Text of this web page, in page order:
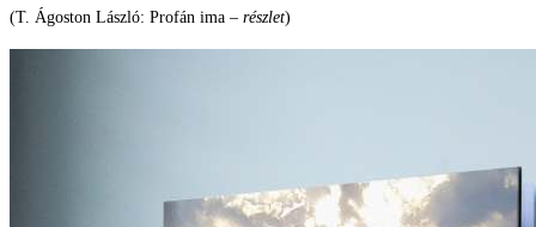
(T. Ágoston László: Profán ima – részlet)